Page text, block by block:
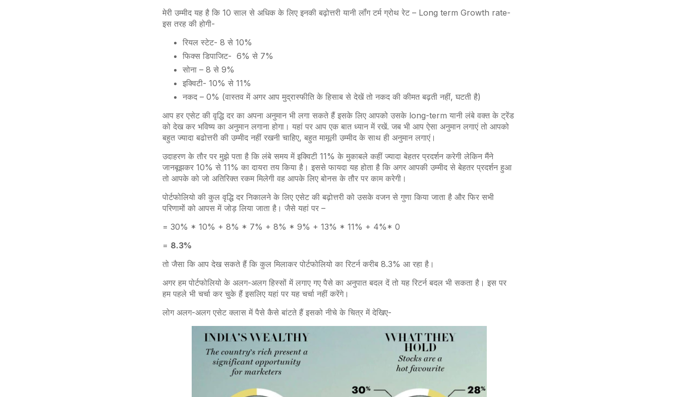
मेरी उम्मीद यह है कि 10 साल से अधिक के लिए इनकी बढ़ोत्तरी यानी लॉंग टर्म ग्रोथ रेट – Long term Growth rate-
इस तरह की होगी-
रियल स्टेट- 8 से 10%
फिक्स डिपाजिट- 6% से 7%
सोना – 8 से 9%
इक्विटी- 10% से 11%
नकद – 0% (वास्तव में अगर आप मुद्रास्फीति के हिसाब से देखें तो नकद की कीमत बढ़ती नहीं, घटती है)
आप हर एसेट की वृद्धि दर का अपना अनुमान भी लगा सकते हैं इसके लिए आपको उसके long-term यानी लंबे वक्त के ट्रेंड
को देख कर भविष्य का अनुमान लगाना होगा। यहां पर आप एक बात ध्यान में रखें. जब भी आप ऐसा अनुमान लगाएं तो आपको
बहुत ज्यादा बढोत्तरी की उम्मीद नहीं रखनी चाहिए, बहुत मामूली उम्मीद के साथ ही अनुमान लगाएं।
उदाहरण के तौर पर मुझे पता है कि लंबे समय में इक्विटी 11% के मुकाबले कहीं ज्यादा बेहतर प्रदर्शन करेगी लेकिन मैंने
जानबूझकर 10% से 11% का दायरा तय किया है। इससे फायदा यह होता है कि अगर आपकी उम्मीद से बेहतर प्रदर्शन हुआ
तो आपके को जो अतिरिक्त रकम मिलेगी वह आपके लिए बोनस के तौर पर काम करेगी।
पोर्टफोलियो की कुल वृद्धि दर निकालने के लिए एसेट की बढ़ोत्तरी को उसके वजन से गुणा किया जाता है और फिर सभी
परिणामों को आपस में जोड़ लिया जाता है। जैसे यहां पर –
= 30% * 10% + 8% * 7% + 8% * 9% + 13% * 11% + 4%* 0
= 8.3%
तो जैसा कि आप देख सकते हैं कि कुल मिलाकर पोर्टफोलियो का रिटर्न करीब 8.3% आ रहा है।
अगर हम पोर्टफोलियो के अलग-अलग हिस्सों में लगाए गए पैसे का अनुपात बदल दें तो यह रिटर्न बदल भी सकता है। इस पर
हम पहले भी चर्चा कर चुके हैं इसलिए यहां पर यह चर्चा नहीं करेंगे।
लोग अलग-अलग एसेट क्लास में पैसे कैसे बांटते हैं इसको नीचे के चित्र में देखिए-